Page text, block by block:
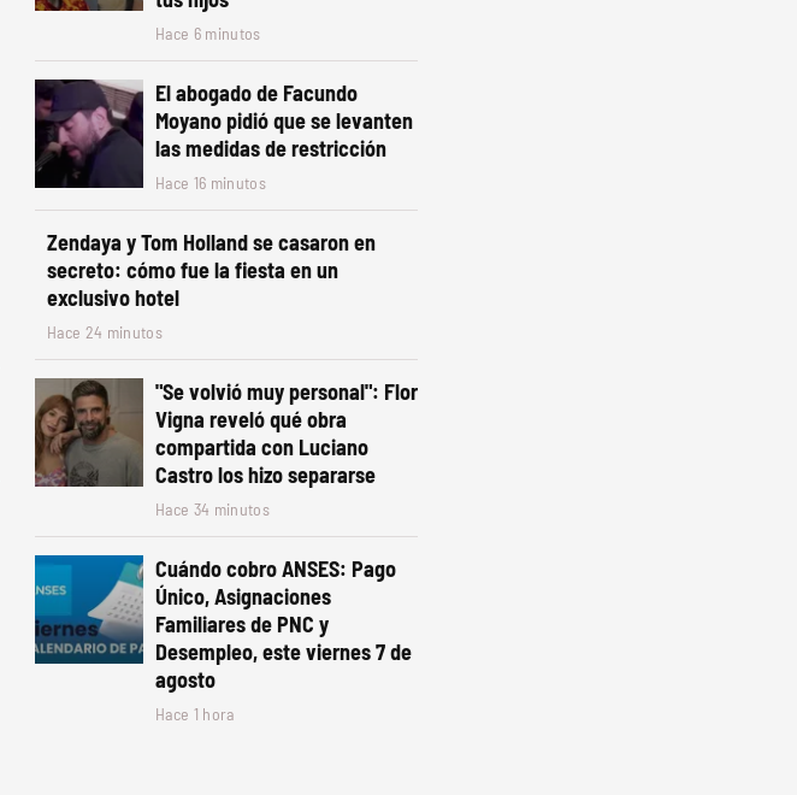
Hace 6 minutos
El abogado de Facundo
Moyano pidió que se levanten
las medidas de restricción
Hace 16 minutos
Zendaya y Tom Holland se casaron en
secreto: cómo fue la fiesta en un
exclusivo hotel
Hace 24 minutos
"Se volvió muy personal": Flor
Vigna reveló qué obra
compartida con Luciano
Castro los hizo separarse
Hace 34 minutos
Cuándo cobro ANSES: Pago
Único, Asignaciones
Familiares de PNC y
Desempleo, este viernes 7 de
agosto
Hace 1 hora